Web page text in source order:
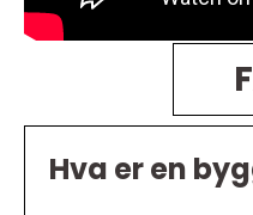
Hva er en